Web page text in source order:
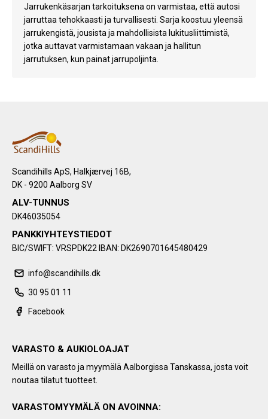
Jarrukenkäsarjan tarkoituksena on varmistaa, että autosi
jarruttaa tehokkaasti ja turvallisesti. Sarja koostuu yleensä
jarrukengistä, jousista ja mahdollisista lukitusliittimistä,
jotka auttavat varmistamaan vakaan ja hallitun
jarrutuksen, kun painat jarrupoljinta.
Scandihills ApS, Halkjærvej 16B,
DK - 9200 Aalborg SV
ALV-TUNNUS
DK46035054
PANKKIYHTEYSTIEDOT
BIC/SWIFT: VRSPDK22 IBAN: DK2690701645480429
info@scandihills.dk
30 95 01 11
Facebook
VARASTO & AUKIOLOAJAT
Meillä on varasto ja myymälä Aalborgissa Tanskassa, josta voit
noutaa tilatut tuotteet.
VARASTOMYYMÄLÄ ON AVOINNA: